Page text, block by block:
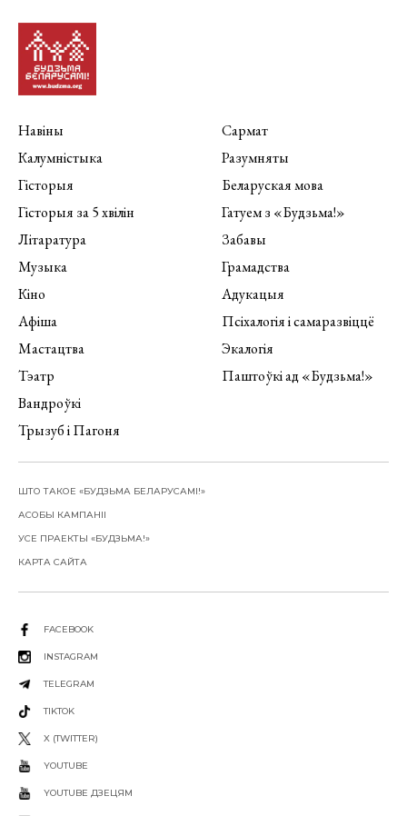
Навіны
Калумністыка
Гісторыя
Гісторыя за 5 хвілін
Літаратура
Музыка
Кіно
Афіша
Мастацтва
Тэатр
Вандроўкі
Трызуб і Пагоня
Сармат
Разумняты
Беларуская мова
Гатуем з «Будзьма!»
Забавы
Грамадства
Адукацыя
Псіхалогія і самаразвіццё
Экалогія
Паштоўкі ад «Будзьма!»
ШТО ТАКОЕ «БУДЗЬМА БЕЛАРУСАМІ!»
АСОБЫ КАМПАНІІ
УСЕ ПРАЕКТЫ «БУДЗЬМА!»
КАРТА САЙТА
FACEBOOK
INSTAGRAM
TELEGRAM
TIKTOK
X (TWITTER)
YOUTUBE
YOUTUBE ДЗЕЦЯМ